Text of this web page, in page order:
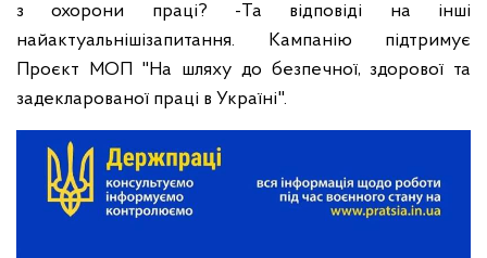
з охорони праці? -Та відповіді на інші
найактуальнішізапитання. Кампанію підтримує
Проєкт МОП "На шляху до безпечної,здорової та
задекларованої праці в Україні".